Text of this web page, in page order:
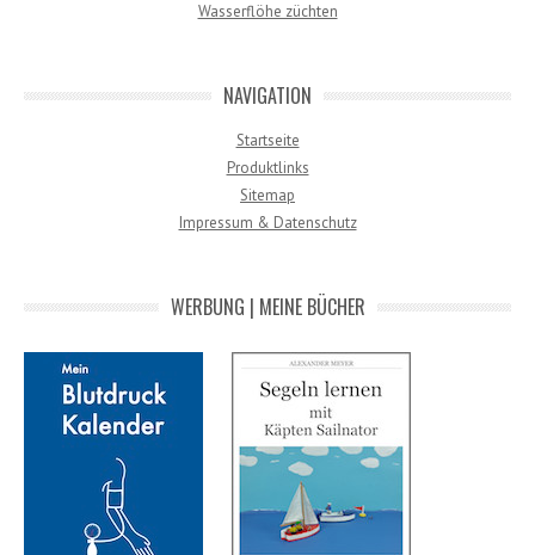
Wasserflöhe züchten
NAVIGATION
Startseite
Produktlinks
Sitemap
Impressum & Datenschutz
WERBUNG | MEINE BÜCHER